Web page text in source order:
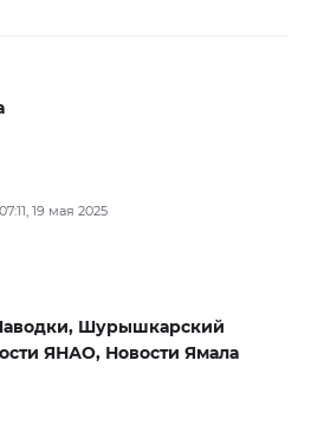
19 мая 2025
Шурышкарский
ЯНАО, Новости Ямала